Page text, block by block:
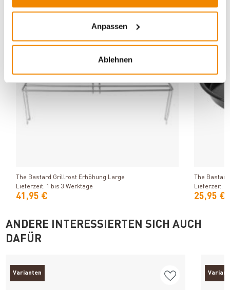
Anpassen
Ablehnen
The Bastard Grillrost Erhöhung Large
Lieferzeit: 1 bis 3 Werktage
41,95 €
The
Lieferzeit: 1
25,95 €
ANDERE INTERESSIERTEN SICH AUCH
DAFÜR
Varianten